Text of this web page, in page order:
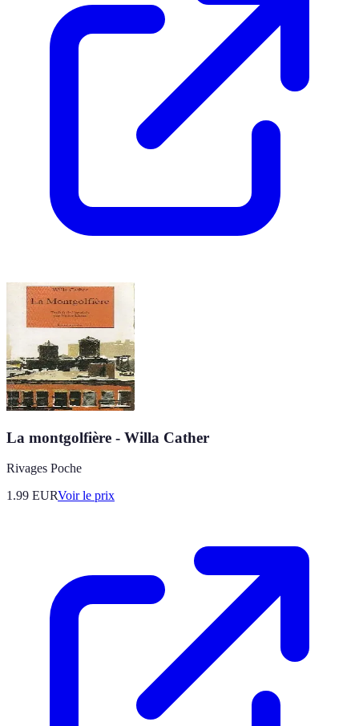
La montgolfière - Willa Cather
Rivages Poche
1.99 EURVoir le prix